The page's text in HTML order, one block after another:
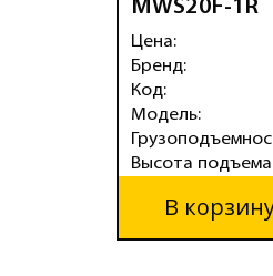
MWS20F-1R
Цена:
Бренд:
Код:
Модель:
Высота
В